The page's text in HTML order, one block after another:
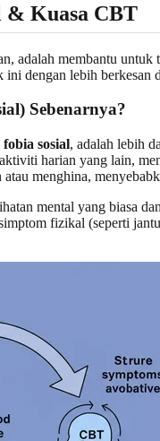
& Kuasa CBT
adalah membantu
dengan lebih berkesan
Sebenarnya?
fobia sosial, adalah lebih
harian yang lain,
menghina,
mental yang biasa
fizikal (seperti